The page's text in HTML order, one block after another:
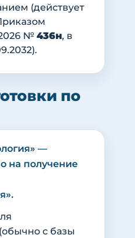
(действует
№ 436н, в
по
—
на получение
с базы